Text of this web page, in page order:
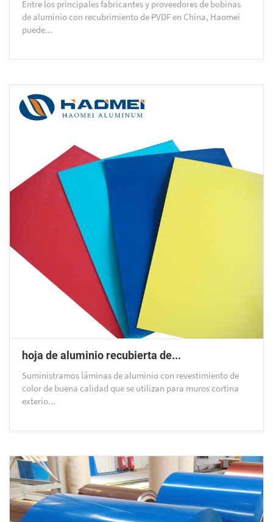
Entre los principales fabricantes y proveedores de bobinas
de aluminio con recubrimiento de PVDF en China, Haomei
puede...
hoja de aluminio recubierta de...
Suministramos láminas de aluminio con revestimiento de
color de buena calidad que se utilizan para muros cortina
exterio...